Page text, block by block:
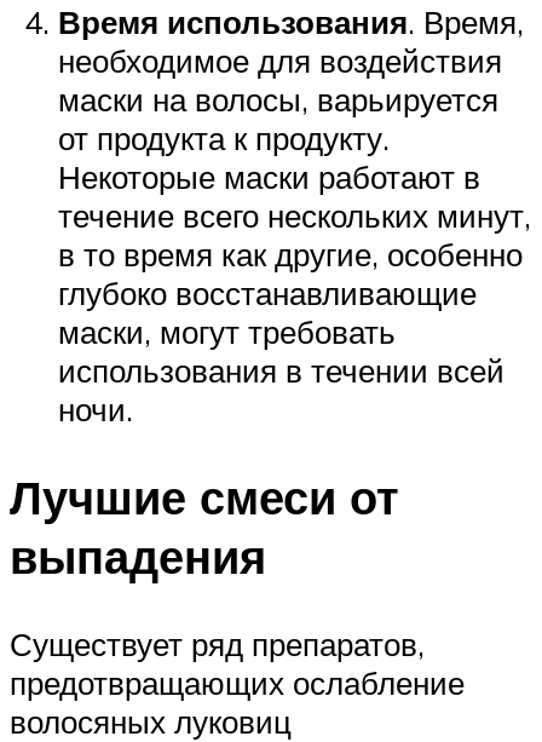
Время использования. Время,
необходимое для воздействия
маски на волосы, варьируется
от продукта к продукту.
Некоторые маски работают в
течение всего нескольких минут,
в то время как другие, особенно
глубоко восстанавливающие
маски, могут требовать
использования в течении всей
ночи.
Лучшие смеси от
выпадения
Существует ряд препаратов,
предотвращающих ослабление
волосяных луковиц